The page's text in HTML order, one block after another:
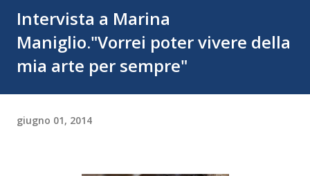
Intervista a Marina
Maniglio."Vorrei poter vivere della
mia arte per sempre"
giugno 01, 2014